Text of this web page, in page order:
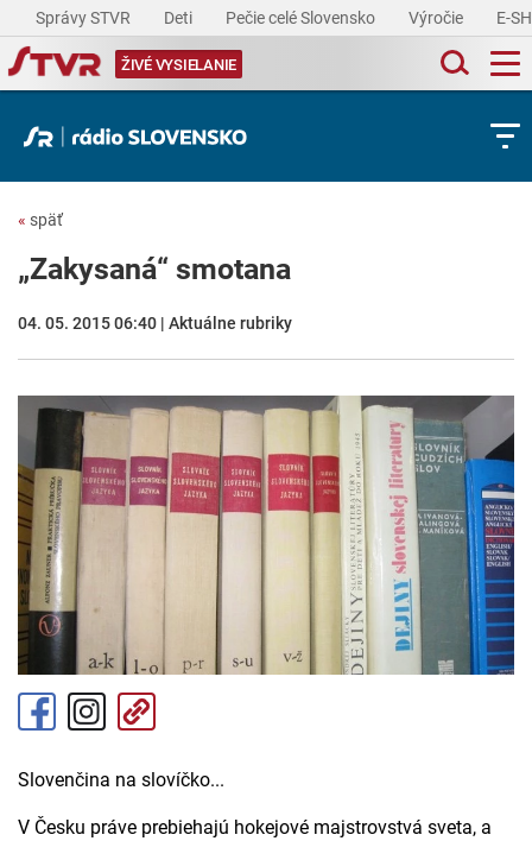
Správy STVR Deti Pečie celé Slovensko Výročie E-
ŽIVÉ VYSIELANIE
« späť
„Zakysaná“ smotana
04. 05. 2015 06:40 | Aktuálne rubriky
Slovenčina na slovíčko...
V Česku práve prebiehajú hokejové majstrovstvá sveta, a